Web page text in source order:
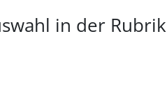
in der Rubrik